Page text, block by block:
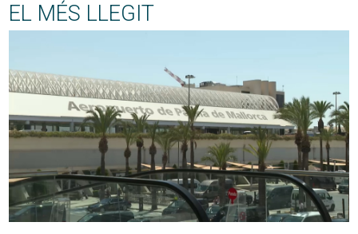
EL MÉS LLEGIT